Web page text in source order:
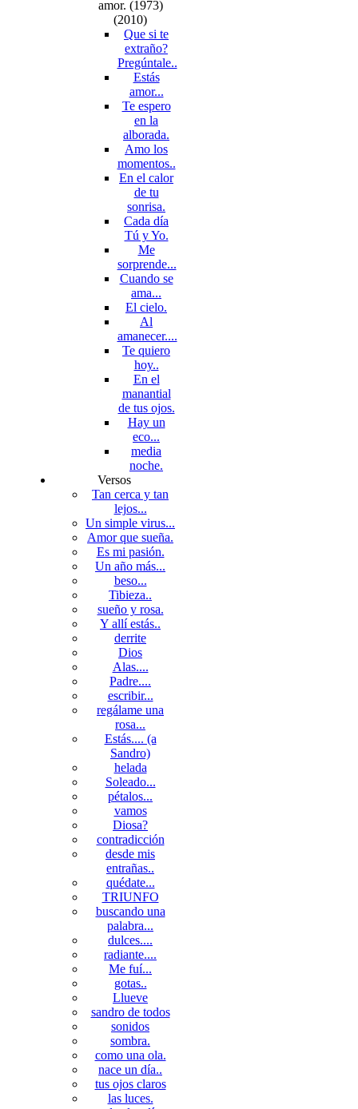
amor. (1973)
(2010)
Que si te
extraño?
Pregúntale..
Estás
amor...
Te espero
en la
alborada.
Amo los
momentos..
En el calor
de tu
sonrisa.
Cada día
Tú y Yo.
Me
sorprende...
Cuando se
ama...
El cielo.
Al
amanecer....
Te quiero
hoy..
En el
manantial
de tus ojos.
Hay un
eco...
media
noche.
Versos
Tan cerca y tan
lejos...
Un simple virus...
Amor que sueña.
Es mi pasión.
Un año más...
beso...
Tibieza..
sueño y rosa.
Y allí estás..
derrite
Dios
Alas....
Padre....
escribir...
regálame una
rosa...
Estás.... (a
Sandro)
helada
Soleado...
pétalos...
vamos
Diosa?
contradicción
desde mis
entrañas..
quédate...
TRIUNFO
buscando una
palabra...
dulces....
radiante....
Me fuí...
gotas..
Llueve
sandro de todos
sonidos
sombra.
como una ola.
nace un día..
tus ojos claros
las luces.